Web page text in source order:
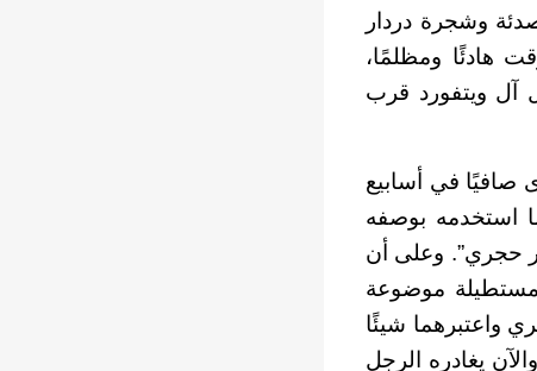
وشجرة دردار
هادئًا ومظلمًا،
آل ويتفورد قرب
صافيًا في أسابيع
استخدمه بوصفه
حجري”. وعلى أن
مستطيلة موضوعة
واعتبرهما شيئًا
يغادره الرجل